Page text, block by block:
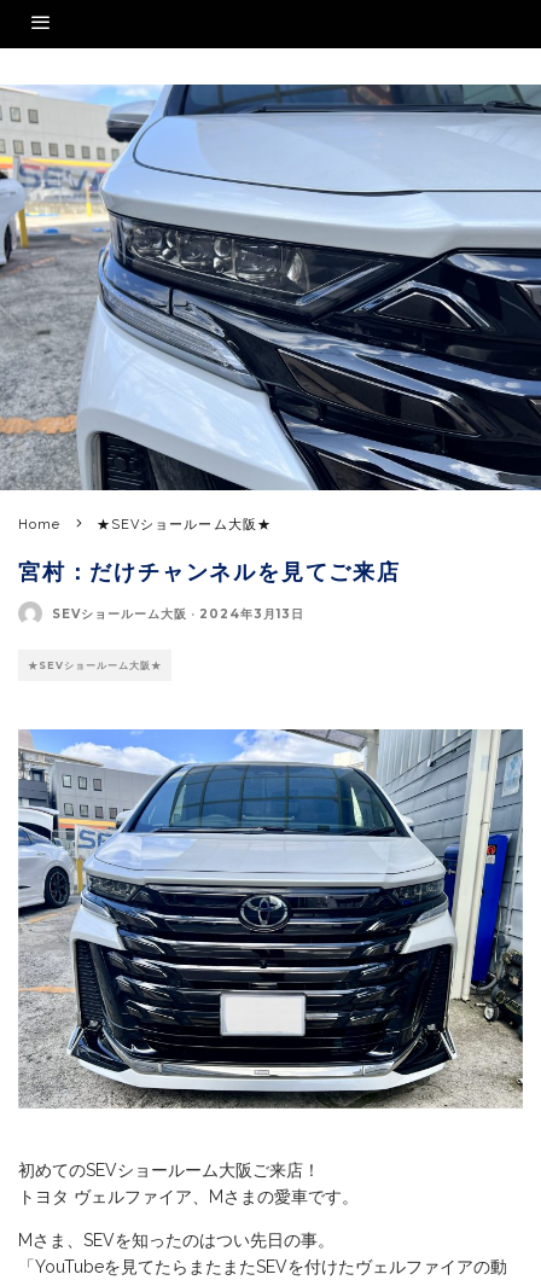
Home ★SEVショールーム大阪★
宮村：だけチャンネルを見てご来店
SEVショールーム大阪 · 2024年3月13日
★SEVショールーム大阪★
初めてのSEVショールーム大阪ご来店！
トヨタ ヴェルファイア、Mさまの愛車です。
Mさま、SEVを知ったのはつい先日の事。
「YouTubeを見てたらまたまたSEVを付けたヴェルファイアの動